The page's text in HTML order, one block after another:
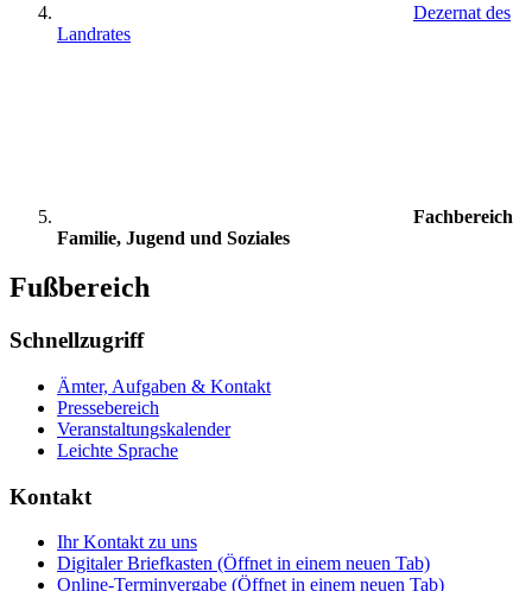
Dezernat des
Landrates
Fachbereich
Familie, Jugend und Soziales
Fußbereich
Schnellzugriff
Ämter, Aufgaben & Kontakt
Pressebereich
Veranstaltungskalender
Leichte Sprache
Kontakt
Ihr Kontakt zu uns
Digitaler Briefkasten (Öffnet in einem neuen Tab)
Online-Terminvergabe (Öffnet in einem neuen Tab)